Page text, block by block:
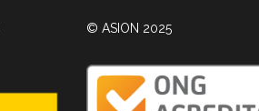
© ASION 2025